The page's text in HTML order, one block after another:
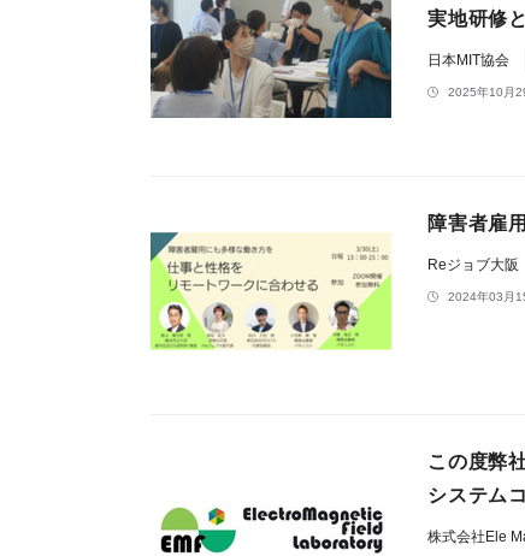
実地研修
日本MIT協会
2025年10月
障害者雇
Reジョブ大阪
2024年03月
この度弊
システム
株式会社Ele